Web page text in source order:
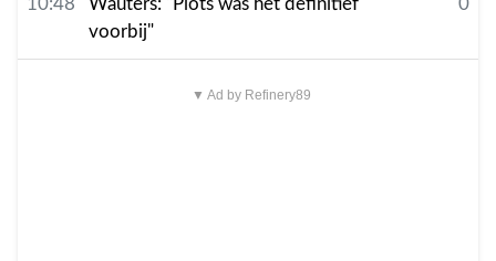
voorbij"
▼ Ad by Refinery89